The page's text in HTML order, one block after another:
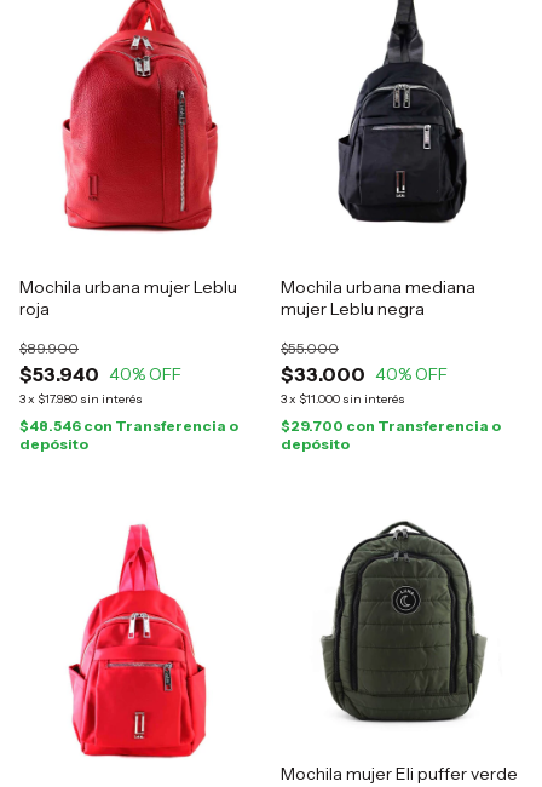
Mochila urbana mujer Leblu
roja
$53.940
$89.900
40% OFF
3x $17.980 sin interés
$48.546 con Transferencia o
depósito
Mochila urbana mediana
mujer Leblu negra
$33.000
$55.000
40% OFF
3x $11.000 sin interés
$29.700 con Transferencia o
depósito
Mochila mujer Eli puffer verde